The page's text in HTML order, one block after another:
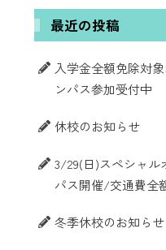
最近の投稿
入学金全額免除対
ンパス参加受付中
休校のお知らせ
3/29(日)スペシャル
パス開催/交通費全
冬季休校のお知らせ